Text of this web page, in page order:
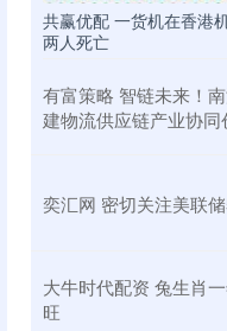
共赢优配 一货机在香港
两人死亡
有富策略 智链未来！
建物流供应链产业协同
奕汇网 密切关注美联
大牛时代配资 兔生肖
旺